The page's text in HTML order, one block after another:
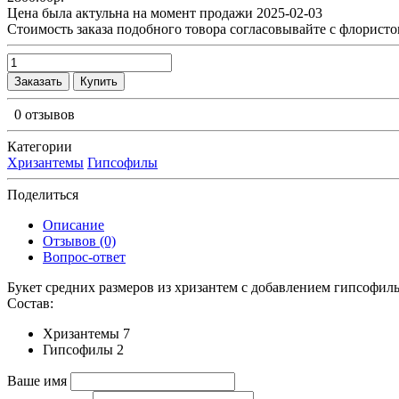
Цена была актульна на момент продажи 2025-02-03
Cтоимость заказа подобного товора согласовывайте с
Заказать Купить
0 отзывов
Категории
Хризантемы Гипсофилы
Поделиться
Описание
Отзывов (0)
Вопрос-ответ
Букет средних размеров из хризантем c добавлением
Состав:
Хризантемы 7
Гипсофилы 2
Ваше имя